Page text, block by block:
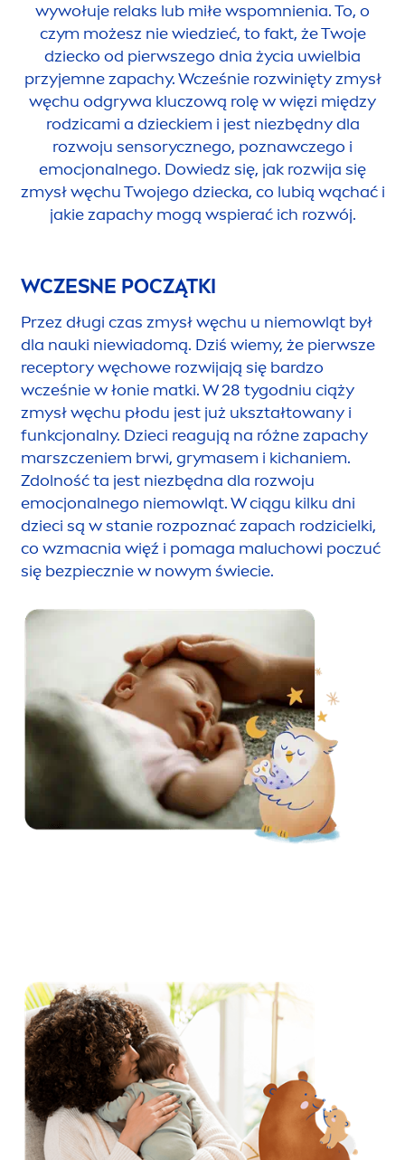
wywołuje relaks lub miłe wspomnienia. To, o
czym możesz nie wiedzieć, to fakt, że Twoje
dziecko od pierwszego dnia życia uwielbia
przyjemne zapachy. Wcześnie rozwinięty zmysł
węchu odgrywa kluczową rolę w więzi między
rodzicami a dzieckiem i jest niezbędny dla
rozwoju sensorycznego, poznawczego i
emocjonalnego. Dowiedz się, jak rozwija się
zmysł węchu Twojego dziecka, co lubią wąchać i
jakie zapachy mogą wspierać ich rozwój.
WCZESNE POCZĄTKI
Przez długi czas zmysł węchu u niemowląt był
dla nauki niewiadomą. Dziś wiemy, że pierwsze
receptory węchowe rozwijają się bardzo
wcześnie w łonie matki. W 28 tygodniu ciąży
zmysł węchu płodu jest już ukształtowany i
funkcjonalny. Dzieci reagują na różne zapachy
marszczeniem brwi, grymasem i kichaniem.
Zdolność ta jest niezbędna dla rozwoju
emocjonalnego niemowląt. W ciągu kilku dni
dzieci są w stanie rozpoznać zapach rodzicielki,
co wzmacnia więź i pomaga maluchowi poczuć
się bezpiecznie w nowym świecie.